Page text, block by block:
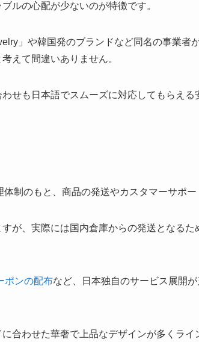
ルの心配が少ないのが特徴です。
」や韓国発のブランドなど同名の事業者
えて間違いありません。
せも日本語でスムーズに対応してもらえる
制のもと、商品の発送やカスタマーサポー
が、実際には国内倉庫からの発送となるた
ポンの配布など、日本独自のサービス展開
合わせた華奢で上品なデザインが多くライ